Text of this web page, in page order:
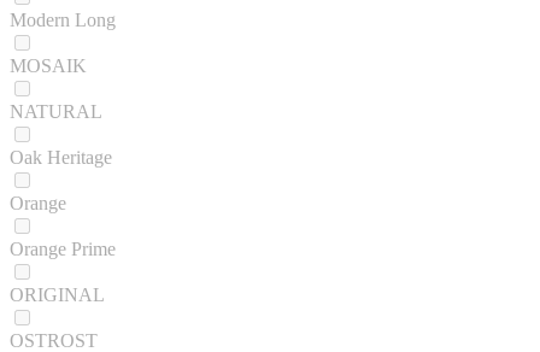
Modern Long
MOSAIK
NATURAL
Oak Heritage
Orange
Orange Prime
ORIGINAL
OSTROST